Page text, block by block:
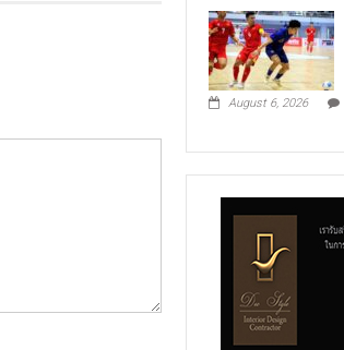
August 6, 2026